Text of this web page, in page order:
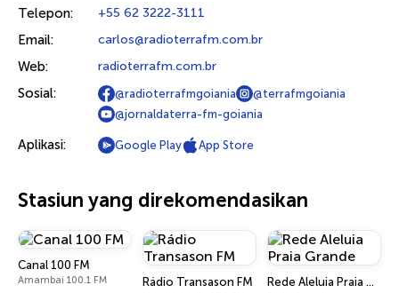
Telepon: +55 62 3222-3111
Email: carlos@radioterrafm.com.br
Web: radioterrafm.com.br
Sosial: @radioterrafmgoiania
@terrafmgoiania
@jornaldaterra-fm-goiania
Aplikasi: Google Play App Store
Stasiun yang direkomendasikan
Canal 100 FM
Amambaí 100.1 FM Rádio Transason FM Rede Aleluia Praia Grande